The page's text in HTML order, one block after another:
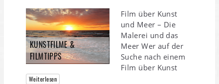
KUNSTFILME &
FILMTIPPS
Film über Kunst
und Meer – Die
Malerei und das
Meer Wer auf der
Suche nach einem
Film über Kunst
Weiterlesen